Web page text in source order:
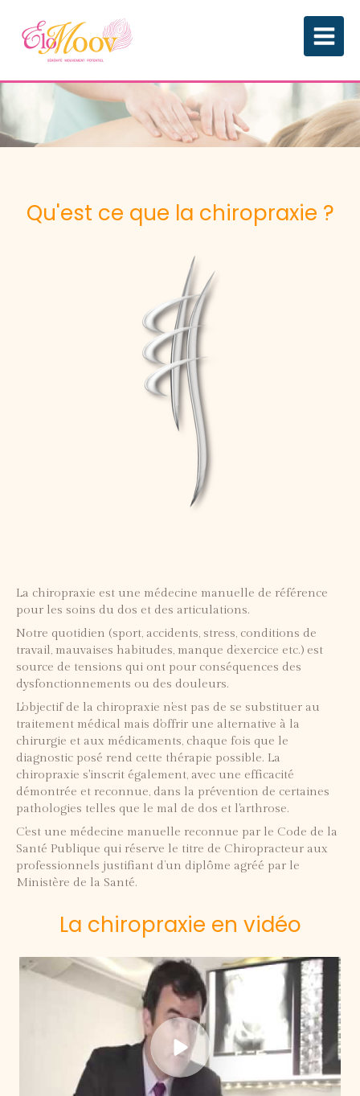
Qu'est ce que la chiropraxie ?
La chiropraxie est une médecine manuelle de référence
pour les soins du dos et des articulations.
Notre quotidien (sport, accidents, stress, conditions de
travail, mauvaises habitudes, manque d’exercice etc.) est
source de tensions qui ont pour conséquences des
dysfonctionnements ou des douleurs.
L'objectif de la chiropraxie n'est pas de se substituer au
traitement médical mais d'offrir une alternative à la
chirurgie et aux médicaments, chaque fois que le
diagnostic posé rend cette thérapie possible. La
chiropraxie s'inscrit également, avec une efficacité
démontrée et reconnue, dans la prévention de certaines
pathologies telles que le mal de dos et l'arthrose.
C'est une médecine manuelle reconnue par le Code de la
Santé Publique qui réserve le titre de Chiropracteur aux
professionnels justifiant d’un diplôme agréé par le
Ministère de la Santé.
La chiropraxie en vidéo